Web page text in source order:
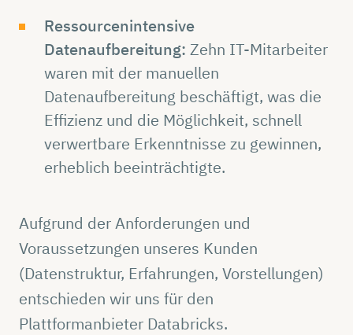
Ressourcenintensive
Datenaufbereitung: Zehn IT-Mitarbeiter
waren mit der manuellen
Datenaufbereitung beschäftigt, was die
Effizienz und die Möglichkeit, schnell
verwertbare Erkenntnisse zu gewinnen,
erheblich beeinträchtigte.
Aufgrund der Anforderungen und
Voraussetzungen unseres Kunden
(Datenstruktur, Erfahrungen, Vorstellungen)
entschieden wir uns für den
Plattformanbieter Databricks.